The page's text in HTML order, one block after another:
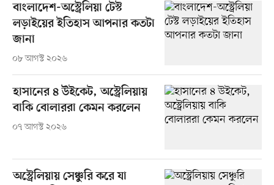
বাংলাদেশ-অস্ট্রেলিয়া টেস্ট
লড়াইয়ের ইতিহাস আপনার কতটা
জানা
০৮ আগস্ট ২০২৬
হাসানের ৪ উইকেট, অস্ট্রেলিয়ায়
বাকি বোলাররা কেমন করলেন
০৭ আগস্ট ২০২৬
অস্ট্রেলিয়ায় সেঞ্চুরি করে যা